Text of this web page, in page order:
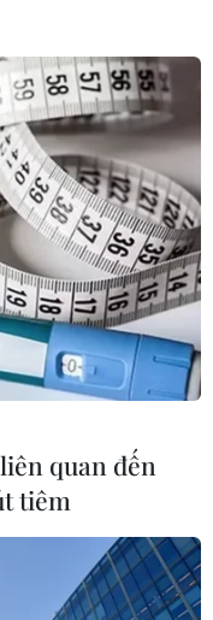
tham nhũng
quan đến
tiêm